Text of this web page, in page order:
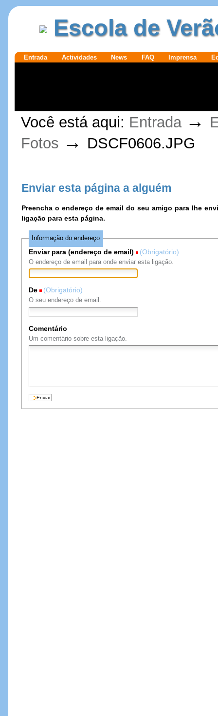
Ir para o
Escola de
SecçõesEntrada Actividades News FAQ Imprensa
Pessoais
Você está aqui: Entrada →
Fotos → DSCF0606.JPG
Enviar esta página a alguém
Preencha o endereço de email do seu amigo para lhe
ligação para esta página.
Informação do endereço
Enviar para (endereço de email) (Obrigatório)
O endereço de email para onde enviar esta ligação.
De (Obrigatório)
O seu endereço de email.
Comentário
Um comentário sobre esta ligação.